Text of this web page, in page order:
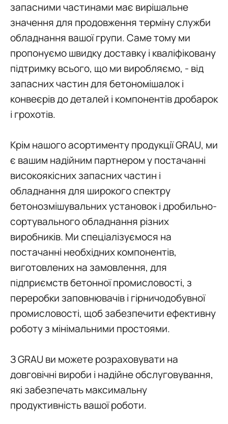
запасними частинами має вирішальне
значення для продовження терміну служби
обладнання вашої групи. Саме тому ми
пропонуємо швидку доставку і кваліфіковану
підтримку всього, що ми виробляємо, - від
запасних частин для бетономішалок і
конвеєрів до деталей і компонентів дробарок
і грохотів.
Крім нашого асортименту продукції GRAU, ми
є вашим надійним партнером у постачанні
високоякісних запасних частин і
обладнання для широкого спектру
бетонозмішувальних установок і дробильно-
сортувального обладнання різних
виробників. Ми спеціалізуємося на
постачанні необхідних компонентів,
виготовлених на замовлення, для
підприємств бетонної промисловості, з
переробки заповнювачів і гірничодобувної
промисловості, щоб забезпечити ефективну
роботу з мінімальними простоями.
З GRAU ви можете розраховувати на
довговічні вироби і надійне обслуговування,
які забезпечать максимальну
продуктивність вашої роботи.